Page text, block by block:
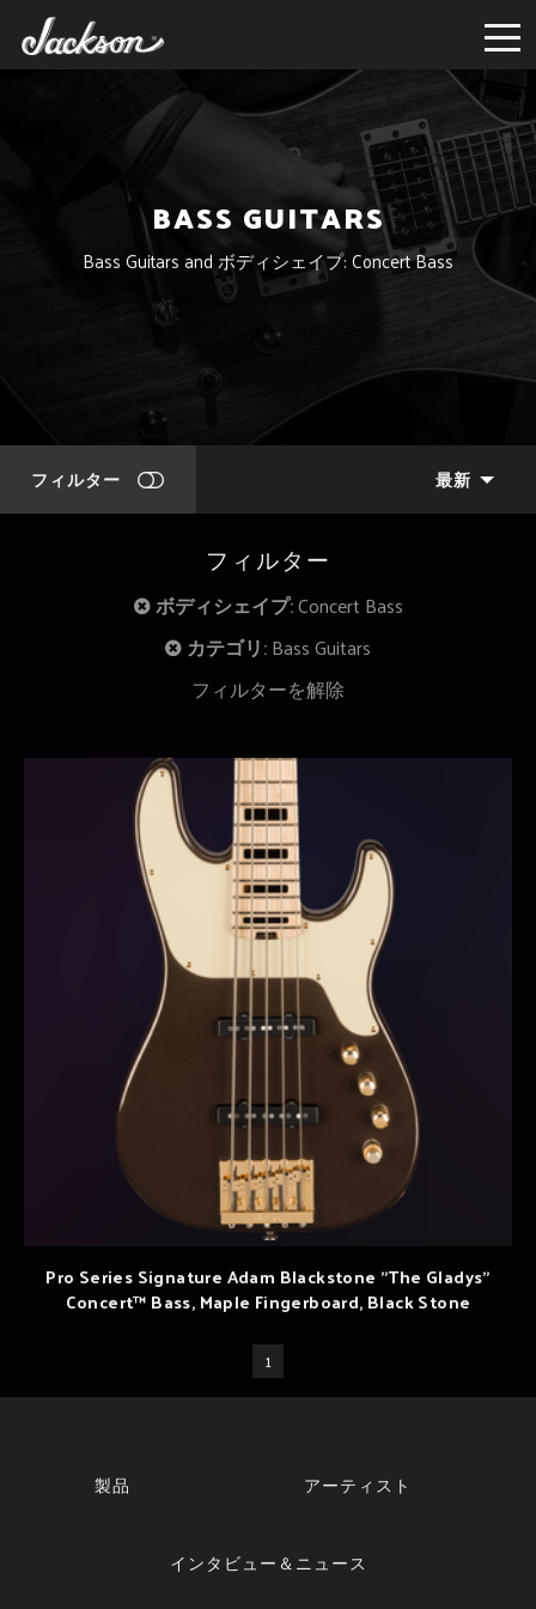
BASS GUITARS
Bass Guitars and ボディシェイプ: Concert Bass
フィルター 最新
フィルター
ボディシェイプ:Concert Bass
カテゴリ:Bass Guitars
フィルターを解除
Pro Series Signature Adam Blackstone "The Gladys"
Concert™ Bass, Maple Fingerboard, Black Stone
1
製品 アーティスト
インタビュー＆ニュース